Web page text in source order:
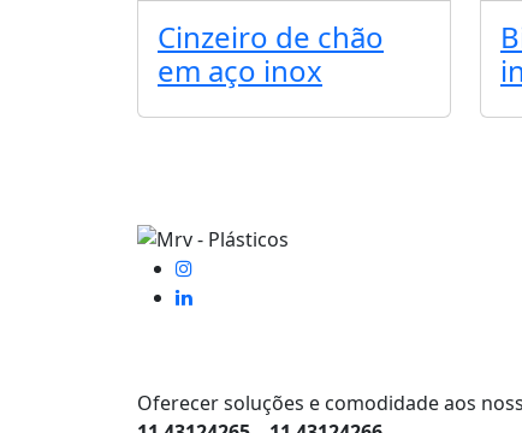
Cinzeiro de chão
em aço inox
Oferecer soluções e comodidade aos